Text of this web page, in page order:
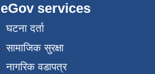
eGov services
घटना दर्ता
सामाजिक सुरक्षा
नागरिक वडापत्र